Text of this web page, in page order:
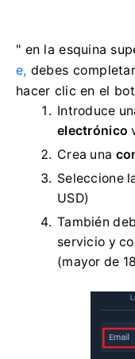
" en la esquina
e, debes
hacer clic en el
Introduce
electrónico
Crea una
Seleccione
USD)
También
servicio y
(mayor de